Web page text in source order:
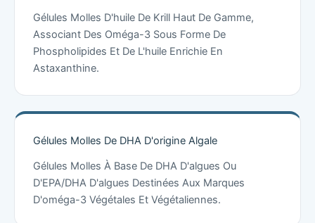
Gélules Molles D'huile De Krill Haut De Gamme,
Associant Des Oméga-3 Sous Forme De
Phospholipides Et De L'huile Enrichie En
Astaxanthine.
Gélules Molles De DHA D'origine Algale
Gélules Molles À Base De DHA D'algues Ou
D'EPA/DHA D'algues Destinées Aux Marques
D'oméga-3 Végétales Et Végétaliennes.